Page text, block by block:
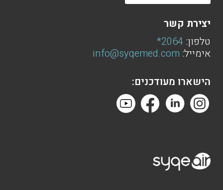
יצירת קשר
טלפון: 2064*
אימייל: info@syqemed.com
הישארו מעודכנים: